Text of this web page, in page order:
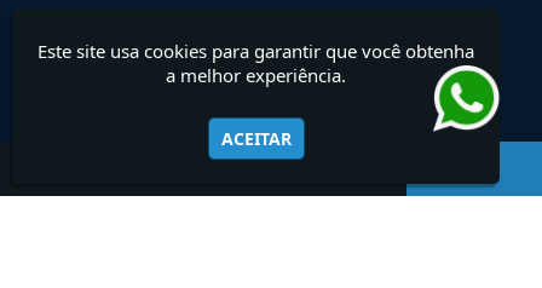
Este site usa cookies para garantir que você obtenha
a melhor experiência.
ACEITAR